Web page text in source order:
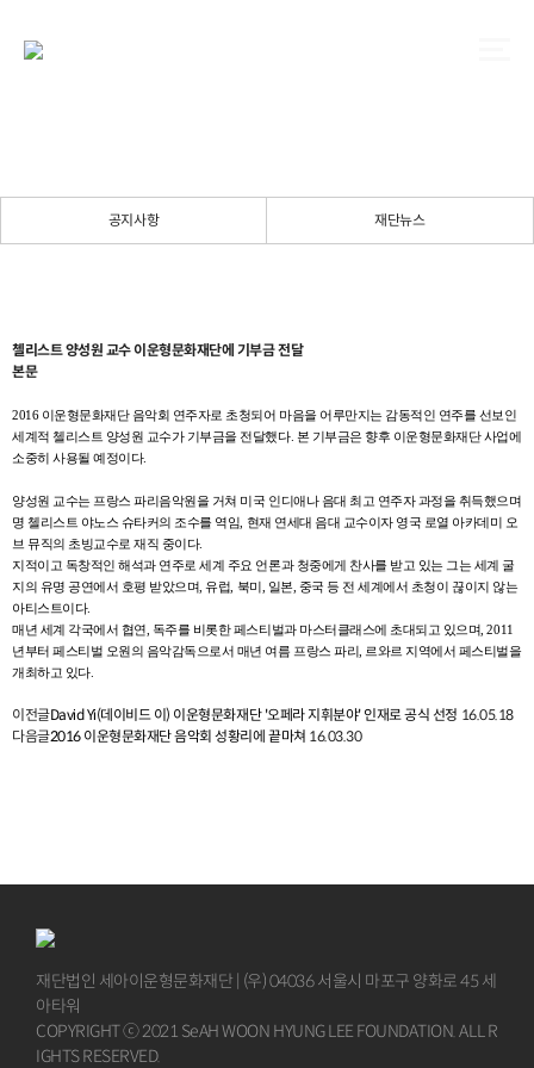
공지사항 재단뉴스
첼리스트 양성원 교수 이운형문화재단에 기부금 전달
본문
2016 이운형문화재단음악회 연주자로 초청되어 마음을 어루만지는 감동적인 연주를 선보인
세계적 첼리스트 양성원 교수가 기부금을 전달했다. 본 기부금은 향후 이운형문화재단사업에
소중히 사용될 예정이다.
양성원 교수는 프랑스파리음악원을거쳐 미국 인디애나 음대 최고 연주자 과정을 취득했으며
명 첼리스트 야노스 슈타커의 조수를 역임 현재 연세대 음대 교수이자 영국 로열 아카데미 오
브 뮤직의 초빙교수로 재직 중이다.
지적이고 독창적인 해석과 연주로 세계 주요 언론과 청중에게 찬사를 받고 있는 그는 세계 굴
지의 유명 공연에서 호평 받았으며 ,유럽 북미 일본, 중국 등 전 세계에서 초청이 끊이지 않는
아티스트이다.
매년 세계 각국에서 협연
독주를 비롯한 페스티벌과 마스터클래스에 초대되고 있으며 , 2011
년부터 페스티벌 오원의 음악감독으로서 매년 여름 프랑스 파리
르와르 지역에서 페스티벌을
개최하고 있다.
이전글David Yi(데이비드 이) 이운형문화재단 '오페라 지휘분야' 인재로 공식 선정 16.05.18
다음글2016 이운형문화재단 음악회 성황리에 끝마쳐 16.03.30
재단법인 세아이운형문화재단 | (우) 04036 서울시 마포구 양화로 45 세
아타워
COPYRIGHT ⓒ 2021 SeAH WOON HYUNG LEE FOUNDATION. ALL R
IGHTS RESERVED.